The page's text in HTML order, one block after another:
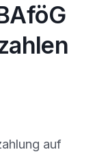
auf